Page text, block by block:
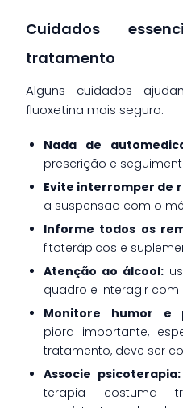
Cuidados
tratamento
Alguns cuidados
fluoxetina mais seguro:
Nada de
prescrição e
Evite interromper de
a suspensão com o
Informe todos os
fitoterápicos e
Atenção ao álcool:
quadro e interagir
Monitore humor e
piora importante,
tratamento, deve ser
Associe psicoterapia:
terapia costuma